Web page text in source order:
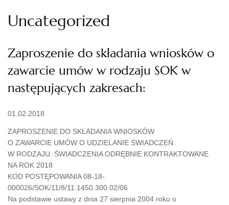
Uncategorized
Zaproszenie do składania wniosków o
zawarcie umów w rodzaju SOK w
następujących zakresach:
01.02.2018
ZAPROSZENIE DO SKŁADANIA WNIOSKÓW
O ZAWARCIE UMÓW O UDZIELANIE ŚWIADCZEŃ
W RODZAJU: ŚWIADCZENIA ODRĘBNIE KONTRAKTOWANE
NA ROK 2018
KOD POSTĘPOWANIA 08-18-
000026/SOK/11/8/11.1450.300.02/06
Na podstawie ustawy z dnia 27 sierpnia 2004 roku o